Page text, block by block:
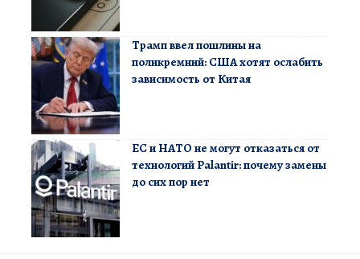
Трамп ввел пошлины на
поликремний: США хотят ослабить
зависимость от Китая
ЕС и НАТО не могут отказаться от
технологий Palantir: почему замены
до сих пор нет